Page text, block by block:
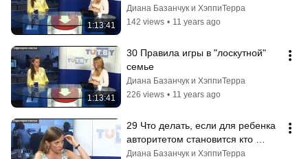
1:13:41
счастье
Диана Базанчук и ХэппиТерра
142 views • 11 years ago
1:13:41
30 Правила игры в "лоскутной"
семье
Диана Базанчук и ХэппиТерра
226 views • 11 years ago
29 Что делать, если для ребенка
авторитетом становится кто
угодно, но не родители
Диана Базанчук и ХэппиТерра